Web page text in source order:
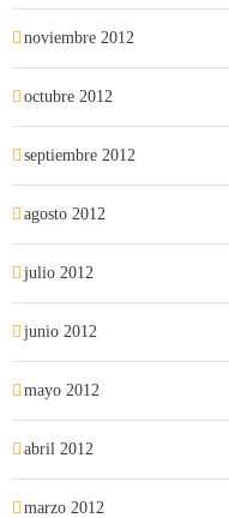
noviembre 2012
octubre 2012
septiembre 2012
agosto 2012
julio 2012
junio 2012
mayo 2012
abril 2012
marzo 2012